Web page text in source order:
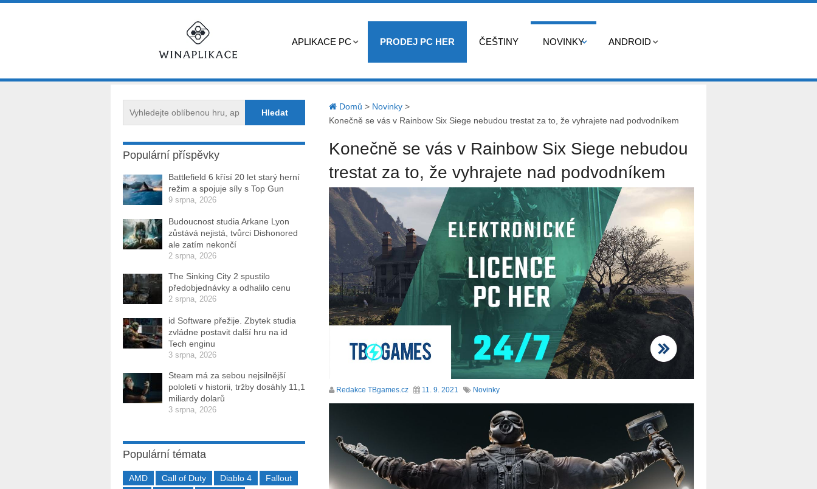
APLIKACE PC PRODEJ PC HER ČEŠTINY NOVINKY ANDROID
Domů > Novinky>
Konečně se vás v Rainbow Six Siege nebudou trestat za to, že vyhrajete nad podvodníkem
Konečně se vás v Rainbow Six Siege nebudou
trestat za to, že vyhrajete nad podvodníkem
Redakce TBgames.cz 11. 9. 2021 Novinky
Populární příspěvky
Battlefield 6 křísí 20 let starý herní
režim a spojuje síly s Top Gun
9 srpna, 2026
Budoucnost studia Arkane Lyon
zůstává nejistá, tvůrci Dishonored
ale zatím nekončí
2 srpna, 2026
The Sinking City 2 spustilo
předobjednávky a odhalilo cenu
2 srpna, 2026
id Software přežije. Zbytek studia
zvládne postavit další hru na id
Tech enginu
3 srpna, 2026
Steam má za sebou nejsilnější
pololetí v historii, tržby dosáhly 11,1
miliardy dolarů
3 srpna, 2026
Populární témata
AMD Call of Duty Diablo 4
Fallout